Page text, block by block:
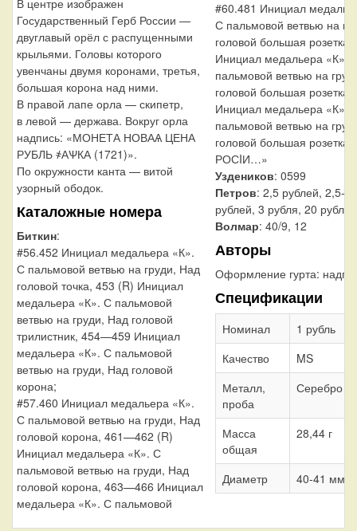
Государственный Герб России —
двуглавый орёл с распущенными
крыльями. Головы которого
увенчаны двумя коронами, третья,
большая корона над ними.
В правой лапе орла — скипетр,
в левой — держава. Вокруг орла
надпись: «МОНЕТА НОВАѦ ЦЕНА
РУБЛЬ ҂АѰКА (1721)».
По окружности канта — витой
узорный ободок.
Каталожные номера
Биткин:
#56.452 Инициал медальера «К».
С пальмовой ветвью на груди, Над
головой точка, 453 (R) Инициал
медальера «К». С пальмовой
ветвью на груди, Над головой
трилистник, 454—459 Инициал
медальера «К». С пальмовой
ветвью на груди, Над головой
корона;
#57.460 Инициал медальера «К».
С пальмовой ветвью на груди, Над
головой корона, 461—462 (R)
Инициал медальера «К». С
пальмовой ветвью на груди, Над
головой корона, 463—466 Инициал
медальера «К». С пальмовой
#60.481 Инициал
С пальмовой ветвью на
головой большая
Инициал медальера «К».
пальмовой ветвью на
головой большая
Инициал медальера «К».
пальмовой ветвью на
головой большая
РОСIИ…»
Уздеников: 0599
Петров: 2,5 рублей, 2,5-
рублей, 3 рубля, 20 рублей
Волмар: 40/9, 12
Авторы
Оформление гурта:
Спецификации
Номинал
1 рубль
Качество
MS
Металл,
проба
Серебро
Масса
общая
28,44 г
Диаметр 40-41 мм